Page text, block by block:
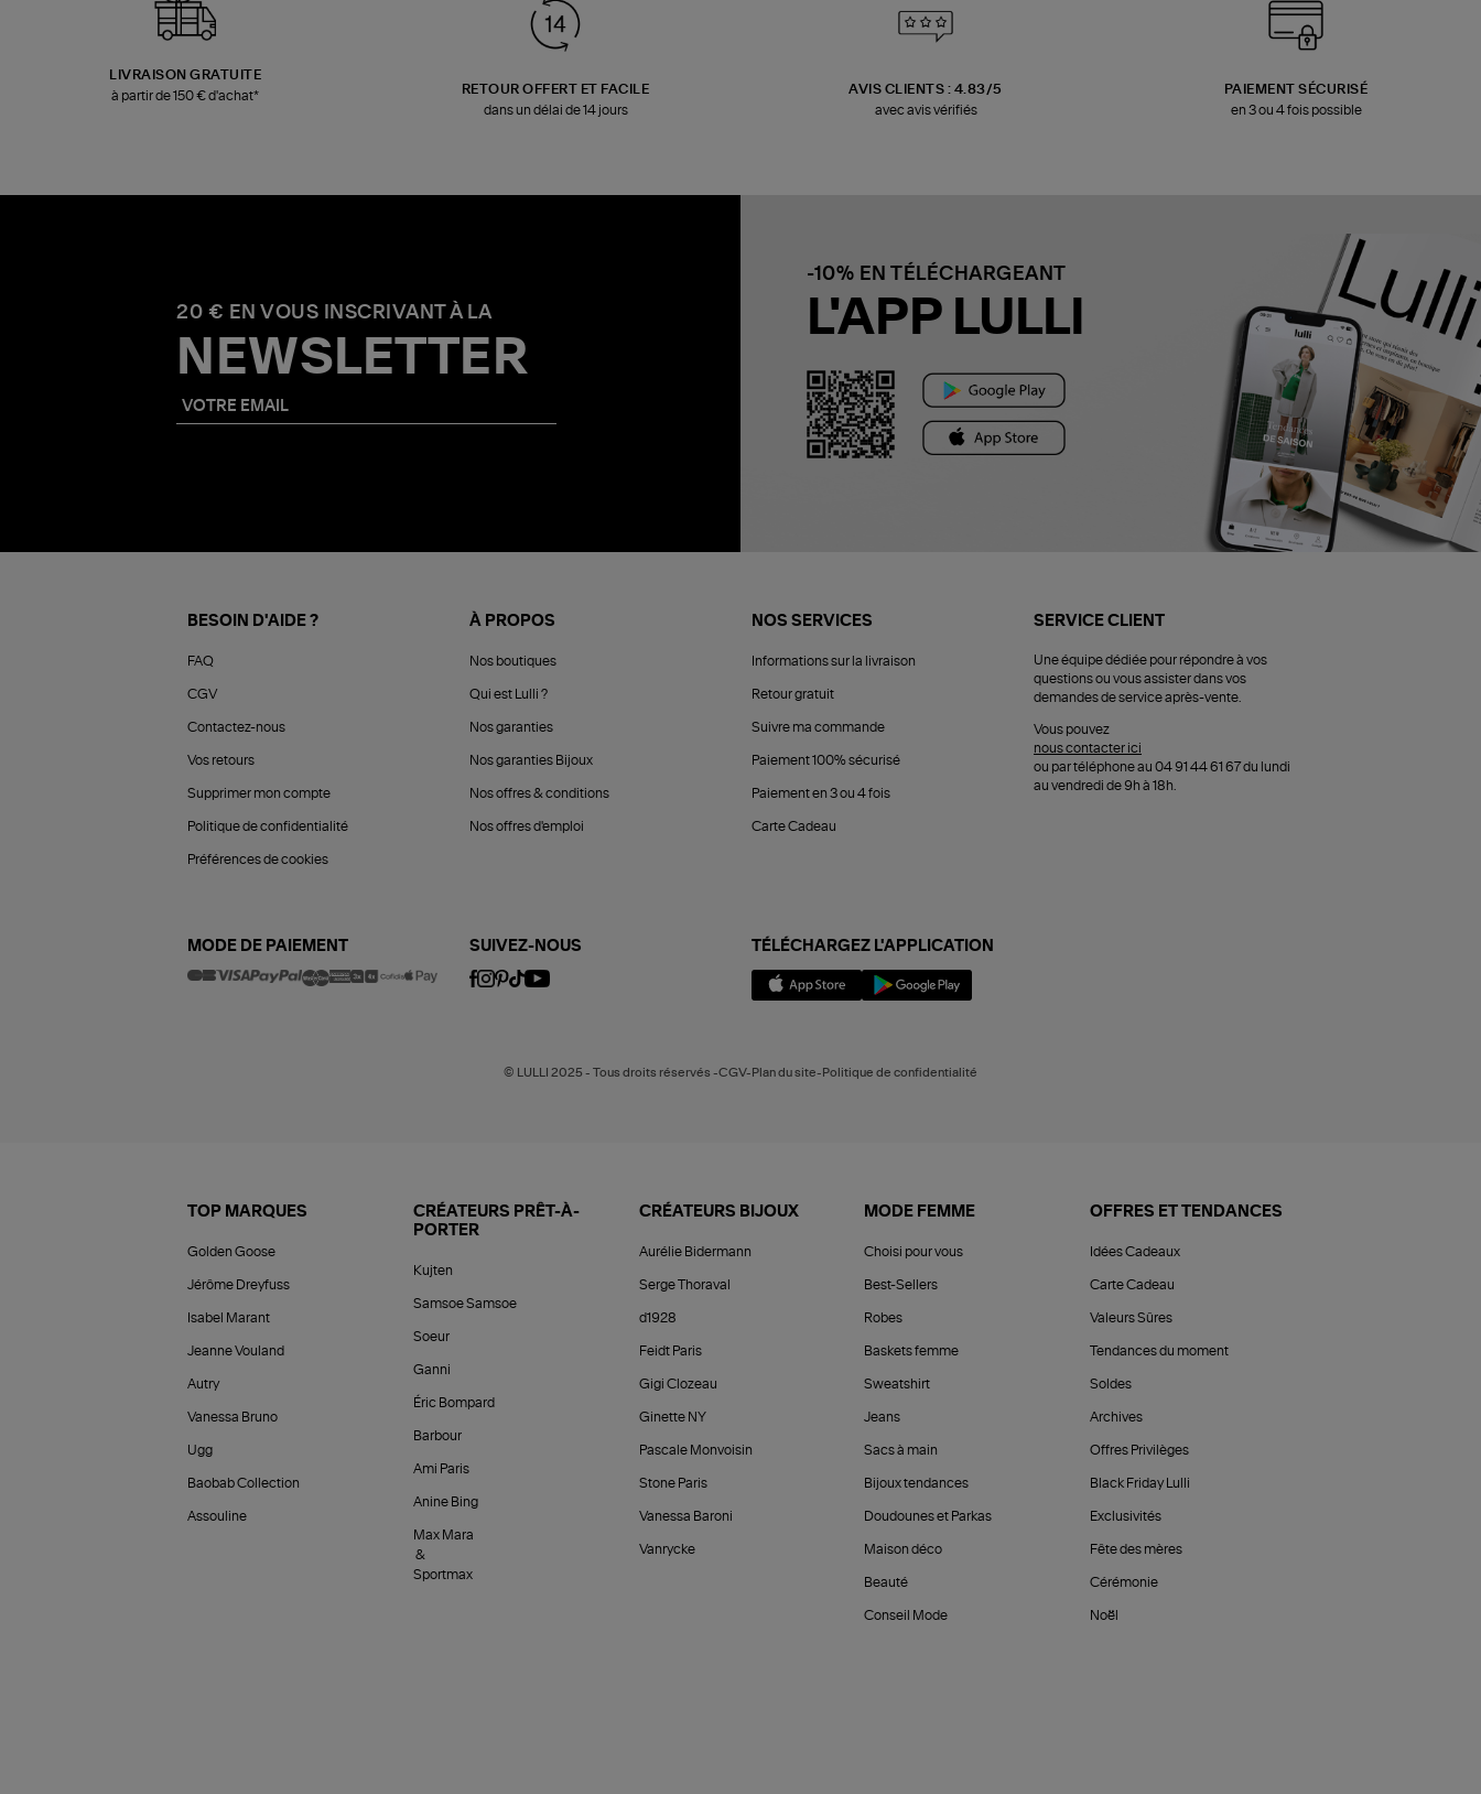
LIVRAISON GRATUITE
à partir de 150 € d'achat*
RETOUR OFFERT ET FACILE
dans un délai de 14 jours
AVIS CLIENTS : 4.83/5
avec avis vérifiés
PAIEMENT SÉCURISÉ
en 3 ou 4 fois possible
20 € EN VOUS INSCRIVANT À LA
NEWSLETTER
-10% EN TÉLÉCHARGEANT
L'APP LULLI
BESOIN D'AIDE ?
FAQ
CGV
Contactez-nous
Vos retours
Supprimer mon compte
Politique de confidentialité
Préférences de cookies
À PROPOS
Nos boutiques
Qui est Lulli ?
Nos garanties
Nos garanties Bijoux
Nos offres & conditions
Nos offres d'emploi
NOS SERVICES
Informations sur la livraison
Retour gratuit
Suivre ma commande
Paiement 100% sécurisé
Paiement en 3 ou 4 fois
Carte Cadeau
SERVICE CLIENT
Une équipe dédiée pour répondre à vos
questions ou vous assister dans vos
demandes de service après-vente.
Vous pouvez
nous contacter ici
ou par téléphone au 04 91 44 61 67 du lundi
au vendredi de 9h à 18h.
MODE DE PAIEMENT SUIVEZ-NOUS TÉLÉCHARGEZ L'APPLICATION
© LULLI 2025 - Tous droits réservés -CGV-Plan du site-Politique de confidentialité
TOP MARQUES
Golden Goose
Jérôme Dreyfuss
Isabel Marant
Jeanne Vouland
Autry
Vanessa Bruno
Ugg
Baobab Collection
Assouline
CRÉATEURS PRÊT-À-
PORTER
Kujten
Samsoe Samsoe
Soeur
Ganni
Éric Bompard
Barbour
Ami Paris
Anine Bing
Max Mara
&
Sportmax
CRÉATEURS BIJOUX
Aurélie Bidermann
Serge Thoraval
d1928
Feidt Paris
Gigi Clozeau
Ginette NY
Pascale Monvoisin
Stone Paris
Vanessa Baroni
Vanrycke
MODE FEMME
Choisi pour vous
Best-Sellers
Robes
Baskets femme
Sweatshirt
Jeans
Sacs à main
Bijoux tendances
Doudounes et Parkas
Maison déco
Beauté
Conseil Mode
OFFRES ET TENDANCES
Idées Cadeaux
Carte Cadeau
Valeurs Sûres
Tendances du moment
Soldes
Archives
Offres Privilèges
Black Friday Lulli
Exclusivités
Fête des mères
Cérémonie
Noël